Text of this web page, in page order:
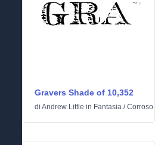
Gravers Shade of 10,352
di Andrew Little in Fantasia /Corroso